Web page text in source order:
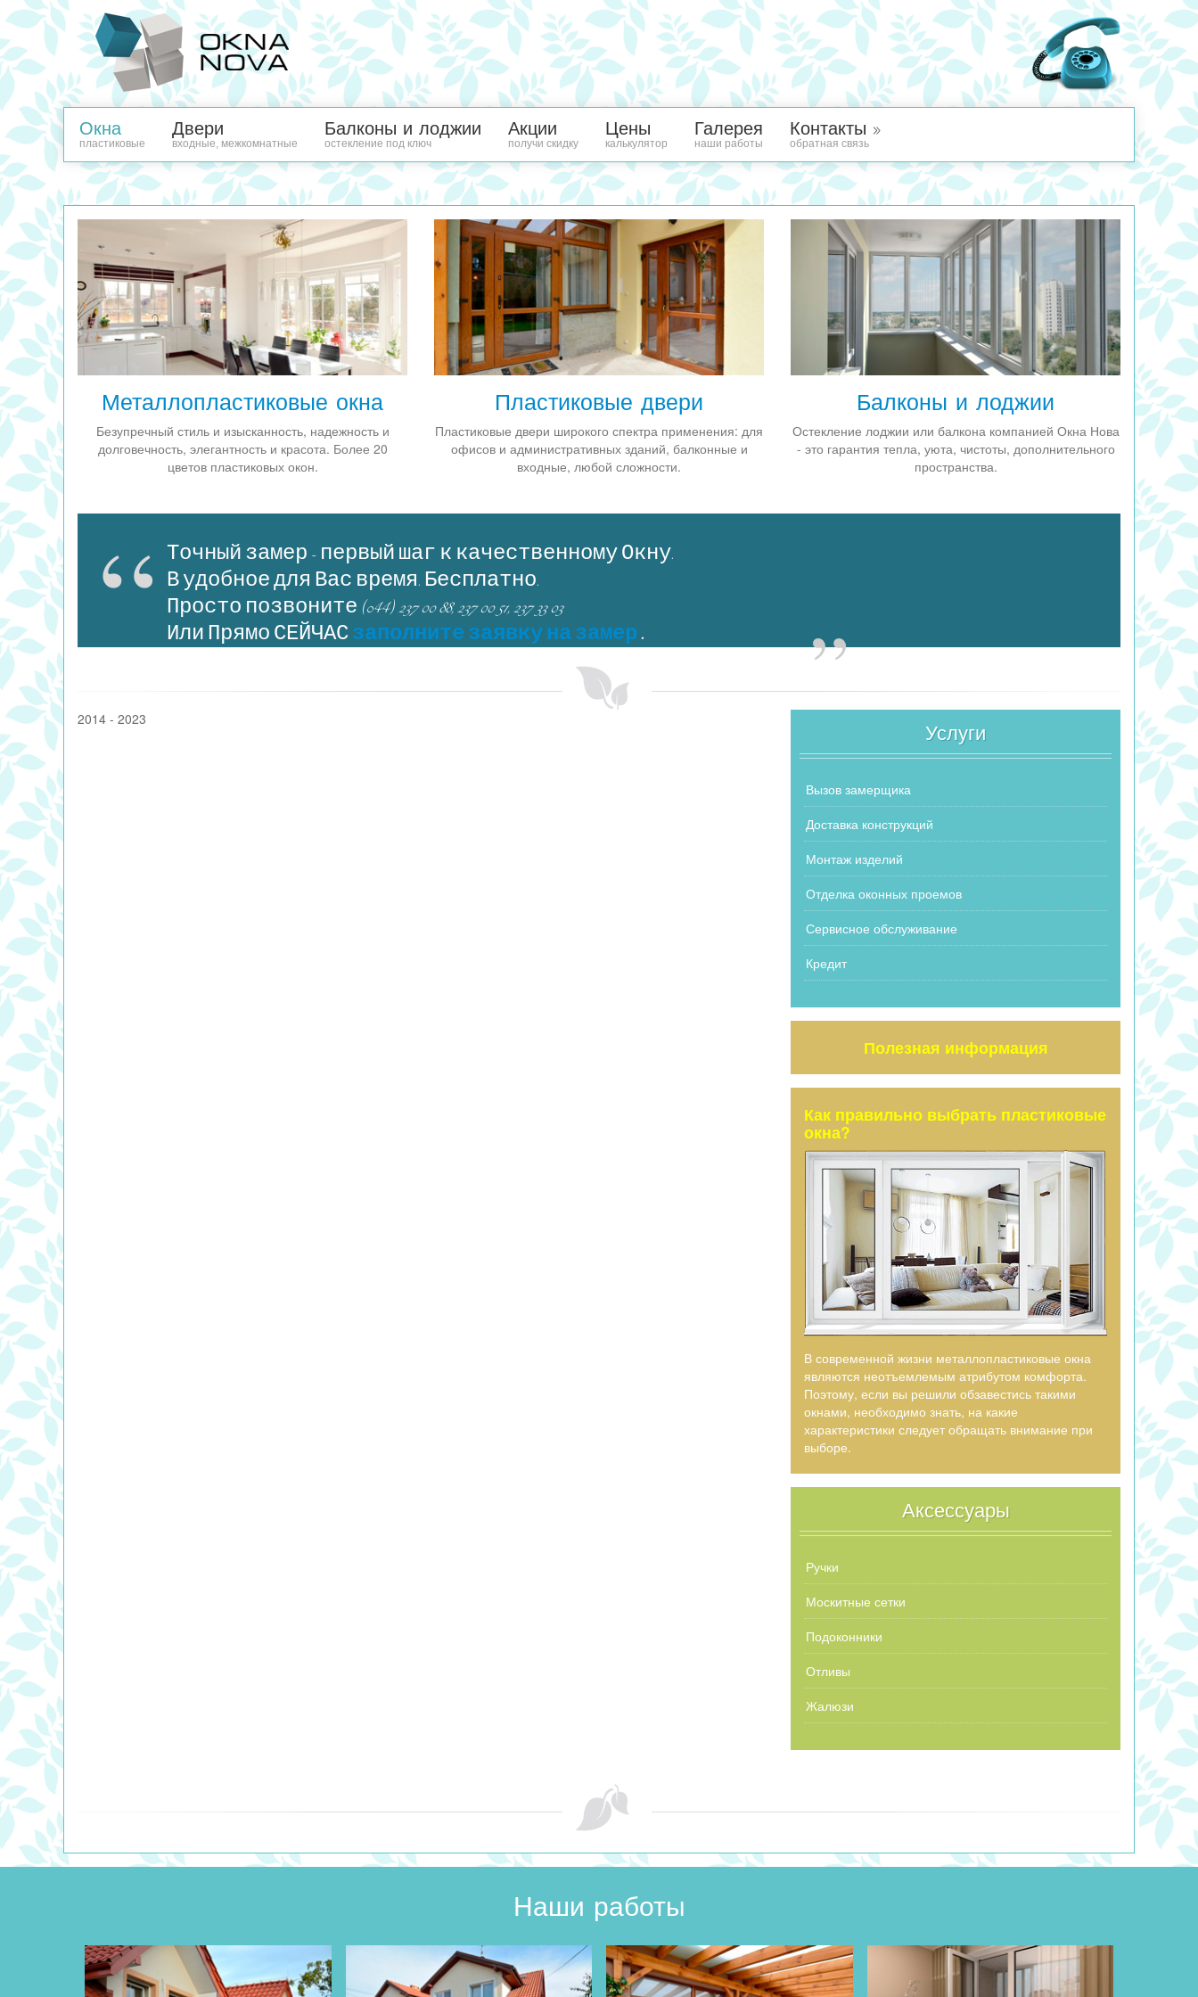
Окна
пластиковые
Двери
входные, межкомнатные
Балконы и лоджии
остекление под ключ
Акции
получи скидку
Цены
калькулятор
Галерея
наши работы
Контакты »
обратная связь
Металлопластиковые окна
Безупречный стиль и изысканность, надежность и
долговечность, элегантность и красота. Более 20
цветов пластиковых окон.
Пластиковые двери
Пластиковые двери широкого спектра применения: для
офисов и административных зданий, балконные и
входные, любой сложности.
Балконы и лоджии
Остекление лоджии или балкона компанией Окна Нова
- это гарантия тепла, уюта, чистоты, дополнительного
пространства.
Точный замер - первый шаг к качественному Окну.
В удобное для Вас время. Бесплатно.
Просто позвоните (044)237 00 88, 237 00 51, 237 33 03
Или Прямо СЕЙЧАС заполните заявку на замер .
2014 - 2023
Услуги
Вызов замерщика
Доставка конструкций
Монтаж изделий
Отделка оконных проемов
Сервисное обслуживание
Кредит
Полезная информация
Как правильно выбрать пластиковые
окна?
В современной жизни металлопластиковые окна
являются неотъемлемым атрибутом комфорта.
Поэтому, если вы решили обзавестись такими
окнами, необходимо знать, на какие
характеристики следует обращать внимание при
выборе.
Аксессуары
Ручки
Москитные сетки
Подоконники
Отливы
Жалюзи
Наши работы